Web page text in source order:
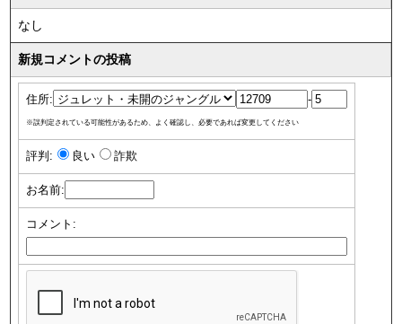
なし
新規コメントの投稿
住所: -
※誤判定されている可能性があるため、よく確認し、必要であれば変更してください
評判: 良い 詐欺
お名前:
コメント: